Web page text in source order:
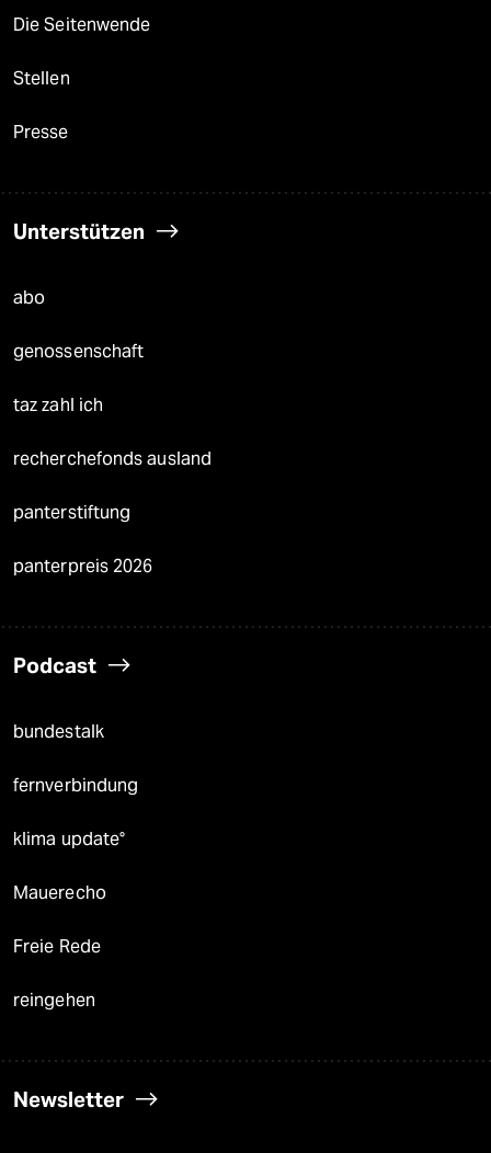
Die Seitenwende
Stellen
Presse
Unterstützen
abo
genossenschaft
taz zahl ich
recherchefonds ausland
panterstiftung
panterpreis 2026
Podcast
bundestalk
fernverbindung
klima update°
Mauerecho
Freie Rede
reingehen
Newsletter